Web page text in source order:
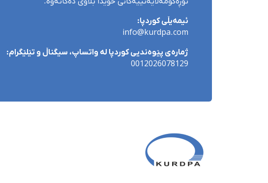
ئیمەیڵی کوردپا:
info@kurdpa.com
ژمارەی پێوەندیی کوردپا لە واتساپ، سیگناڵ و تێلێگرام:
0012026078129